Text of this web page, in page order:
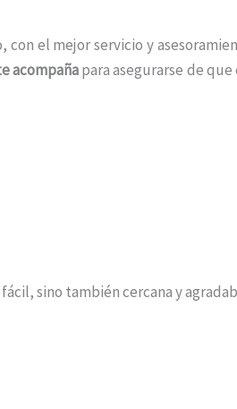
el mejor servicio y
acompañapara asegurarse de
sino también cercana y